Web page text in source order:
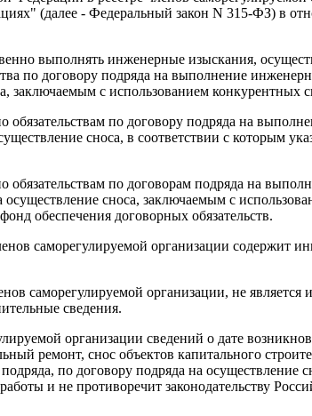
(далее - Федеральный закон N 315-ФЗ) в
выполнять инженерные изыскания,
по договору подряда на выполнение
заключаемым с использованием конкурентных
обязательствам по договору подряда на
сноса, в соответствии с которым
обязательствам по договорам подряда на
сноса, заключаемым с
обеспечения договорных обязательств.
саморегулируемой организации содержит
саморегулируемой организации, не
сведения.
организации сведений о дате
ремонт, снос объектов капитального
по договору подряда на осуществление
и не противоречит законодательству